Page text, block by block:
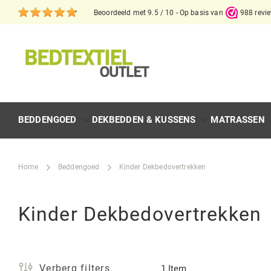
Beoordeeld met 9.5 / 10 - Op basis van 988
BEDDENGOED DEKBEDDEN & KUSSENS MATRASSEN
Home Beddengoed Kinder Dekbedovertrekken
Kinder Dekbedovertrekken
1 Item
Verberg filters